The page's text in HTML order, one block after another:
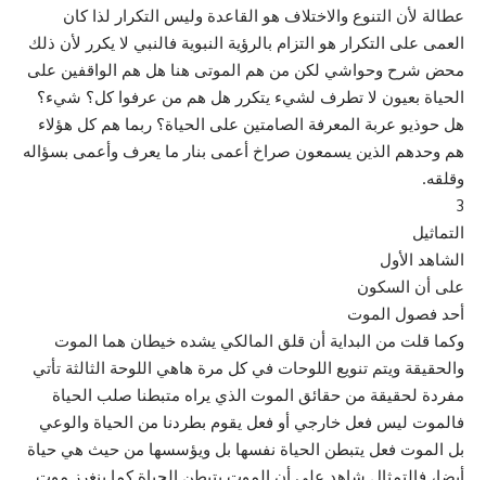
عطالة لأن التنوع والاختلاف هو القاعدة وليس التكرار لذا كان
العمى على التكرار هو التزام بالرؤية النبوية فالنبي لا يكرر لأن ذلك
محض شرح وحواشي لكن من هم الموتى هنا هل هم الواقفين على
الحياة بعيون لا تطرف لشيء يتكرر هل هم من عرفوا كل؟ شيء؟
هل حوذيو عربة المعرفة الصامتين على الحياة؟ ربما هم كل هؤلاء
هم وحدهم الذين يسمعون صراخ أعمى بنار ما يعرف وأعمى بسؤاله
وقلقه.
3
التماثيل
الشاهد الأول
على أن السكون
أحد فصول الموت
وكما قلت من البداية أن قلق المالكي يشده خيطان هما الموت
والحقيقة ويتم تنويع اللوحات في كل مرة هاهي اللوحة الثالثة تأتي
مفردة لحقيقة من حقائق الموت الذي يراه متبطنا صلب الحياة
فالموت ليس فعل خارجي أو فعل يقوم بطردنا من الحياة والوعي
بل الموت فعل يتبطن الحياة نفسها بل ويؤسسها من حيث هي حياة